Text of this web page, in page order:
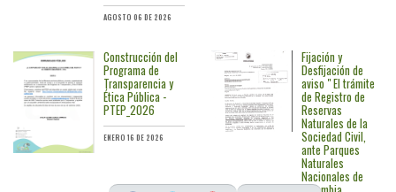
AGOSTO 06 DE 2026
Construcción del
Programa de
Transparencia y
Ética Pública -
PTEP_2026
ENERO 16 DE 2026
Fijación y
Desfijación de
aviso " El trámite
de Registro de
Reservas
Naturales de la
Sociedad Civil,
ante Parques
Naturales
Nacionales de